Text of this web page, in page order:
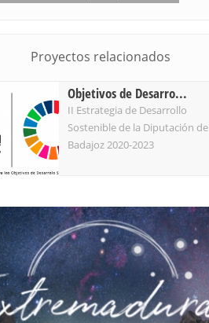
Proyectos relacionados
Objetivos de Desarro...
II Estrategia de Desarrollo
Sostenible de la Diputación de
Badajoz 2020-2023